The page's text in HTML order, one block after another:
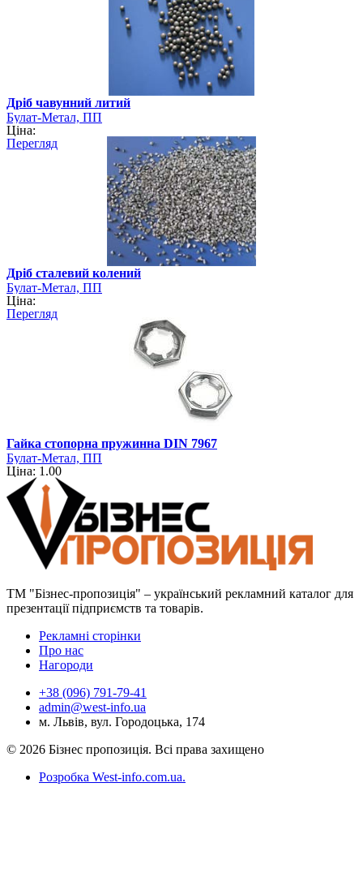
Дріб чавунний литий
Булат-Метал, ПП
Ціна:
Перегляд
Дріб сталевий колений
Булат-Метал, ПП
Ціна:
Перегляд
Гайка стопорна пружинна DIN 7967
Булат-Метал, ПП
Ціна: 1.00
ТМ "Бізнес-пропозиція" – український рекламний каталог для
презентації підприємств та товарів.
Рекламні сторінки
Про нас
Нагороди
+38 (096) 791-79-41
admin@west-info.ua
м. Львів, вул. Городоцька, 174
© 2026 Бізнес пропозиція. Всі права захищено
Розробка West-info.com.ua.